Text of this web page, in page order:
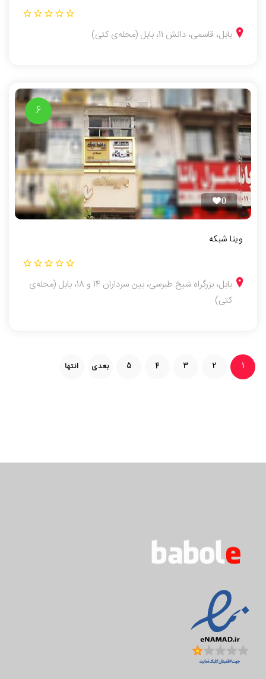
بابل، قاسمی، دانش 11، بابل (محله‌ی کتی)
6
0
وینا شبکه
بابل، بزرگراه شیخ طبرسی، بین سرداران 14 و 18، بابل (محله‌ی
کتی)
1
2
3
4
5 بعدی انتها